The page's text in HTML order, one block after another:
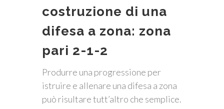
costruzione di una
difesa a zona: zona
pari 2-1-2
Produrre una progressione per
istruire e allenare una difesa a zona
può risultare tutt’altro che semplice.